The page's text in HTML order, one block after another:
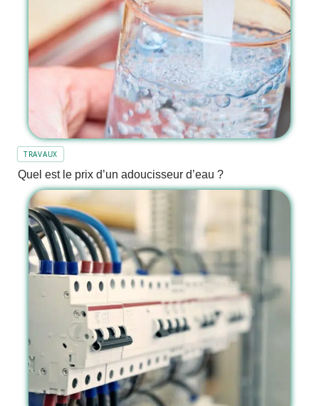
TRAVAUX
Quel est le prix d’un adoucisseur d’eau ?